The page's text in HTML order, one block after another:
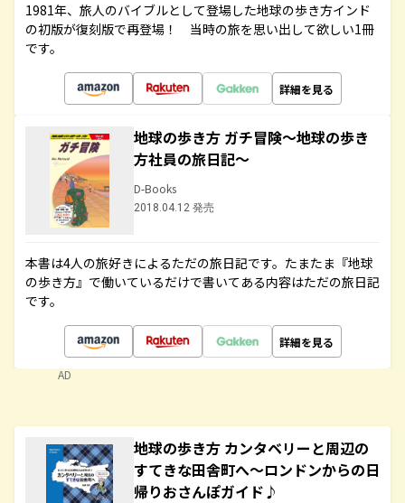
1981年、旅人のバイブルとして登場した地球の歩き方インド
の初版が復刻版で再登場！ 当時の旅を思い出して欲しい1冊
です。
詳細を見る
地球の歩き方 ガチ冒険～地球の歩き
方社員の旅日記～
D-Books
2018.04.12 発売
本書は4人の旅好きによるただの旅日記です。たまたま『地球
の歩き方』で働いているだけで書いてある内容はただの旅日記
です。
詳細を見る
AD
地球の歩き方 カンタベリーと周辺の
すてきな田舎町へ～ロンドンからの日
帰りおさんぽガイド♪